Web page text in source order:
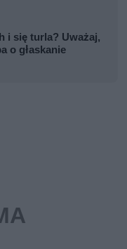
i się turla? Uważaj,
o głaskanie